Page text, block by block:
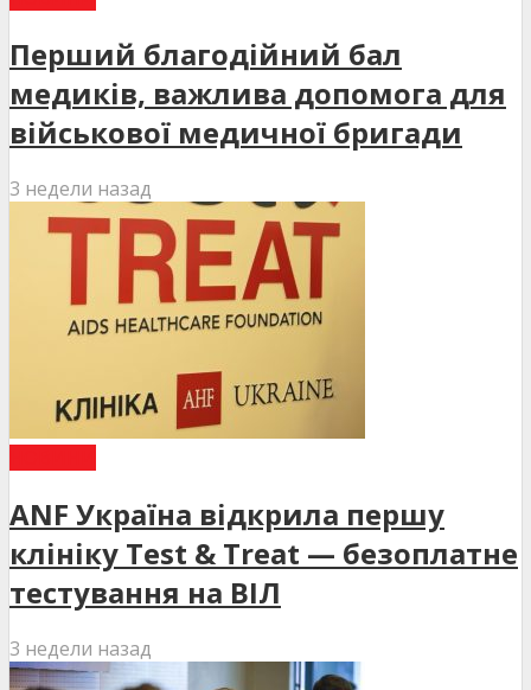
Перший благодійний бал
медиків, важлива допомога для
військової медичної бригади
3 недели назад
ANF Україна відкрила першу
клініку Test & Treat — безоплатне
тестування на ВІЛ
3 недели назад